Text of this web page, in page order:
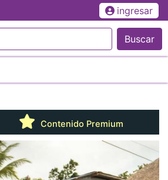
ingresar
Buscar
Contenido Premium